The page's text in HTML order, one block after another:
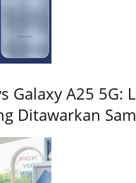
Galaxy A25 5G:
Ditawarkan